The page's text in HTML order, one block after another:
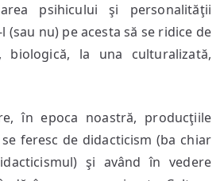
psihicului şi personalităţii
nu) pe acesta să se ridice de
biologică, la una culturalizată,
în epoca noastră, producţiile
feresc de didacticism (ba chiar
şi având în vedere